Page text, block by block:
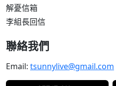
解憂信箱
李組長回信
聯絡我們
Email: tsunnylive@gmail.com